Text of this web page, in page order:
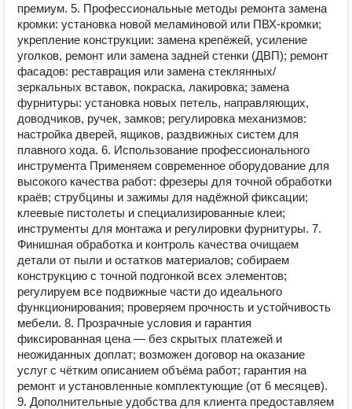
премиум. 5. Профессиональные методы ремонта замена
кромки: установка новой меламиновой или ПВХ‑кромки;
укрепление конструкции: замена крепёжей, усиление
уголков, ремонт или замена задней стенки (ДВП); ремонт
фасадов: реставрация или замена стеклянных/
зеркальных вставок, покраска, лакировка; замена
фурнитуры: установка новых петель, направляющих,
доводчиков, ручек, замков; регулировка механизмов:
настройка дверей, ящиков, раздвижных систем для
плавного хода. 6. Использование профессионального
инструмента Применяем современное оборудование для
высокого качества работ: фрезеры для точной обработки
краёв; струбцины и зажимы для надёжной фиксации;
клеевые пистолеты и специализированные клеи;
инструменты для монтажа и регулировки фурнитуры. 7.
Финишная обработка и контроль качества очищаем
детали от пыли и остатков материалов; собираем
конструкцию с точной подгонкой всех элементов;
регулируем все подвижные части до идеального
функционирования; проверяем прочность и устойчивость
мебели. 8. Прозрачные условия и гарантия
фиксированная цена — без скрытых платежей и
неожиданных доплат; возможен договор на оказание
услуг с чётким описанием объёма работ; гарантия на
ремонт и установленные комплектующие (от 6 месяцев).
9. Дополнительные удобства для клиента предоставляем